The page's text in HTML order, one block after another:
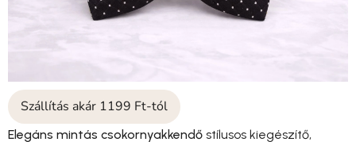
Szállítás akár 1199 Ft-tól
Elegáns mintás csokornyakkendő stílusos kiegészítő,